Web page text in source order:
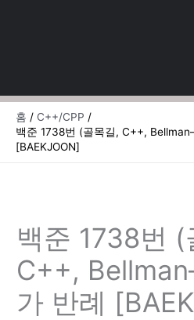
너
홈
C++/CPP
백준 1738번 (골목길, C++,
[BAEKJOON]
백준 1738번 (
C++,
가 반례